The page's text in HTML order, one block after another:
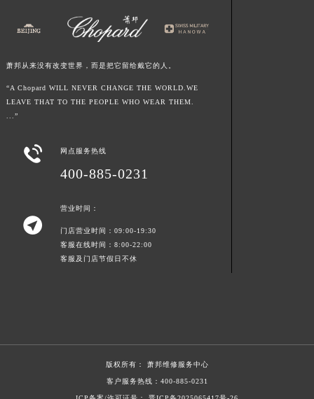
萧邦从来没有改变世界，而是把它留给戴它的人。
“A Chopard WILL NEVER CHANGE THE WORLD.WE
LEAVE THAT TO THE PEOPLE WHO WEAR THEM.
...”
 网点服务热线
400-885-0231

营业时间：
门店营业时间：09:00-19:30
客服在线时间：8:00-22:00
客服及门店节假日不休
版权所有： 萧邦维修服务中心
客户服务热线： 400-885-0231